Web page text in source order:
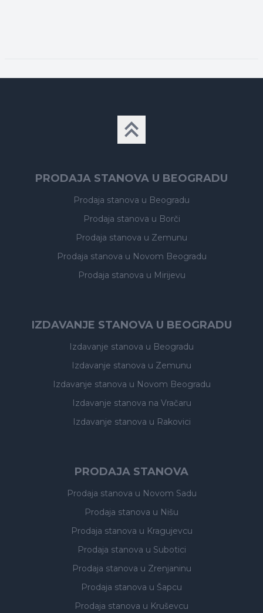
PRODAJA STANOVA U BEOGRADU
Prodaja stanova u Beogradu
Prodaja stanova u Borči
Prodaja stanova u Zemunu
Prodaja stanova u Novom Beogradu
Prodaja stanova u Mirijevu
IZDAVANJE STANOVA U BEOGRADU
Izdavanje stanova u Beogradu
Izdavanje stanova u Zemunu
Izdavanje stanova u Novom Beogradu
Izdavanje stanova na Vračaru
Izdavanje stanova u Rakovici
PRODAJA STANOVA
Prodaja stanova u Novom Sadu
Prodaja stanova u Nišu
Prodaja stanova u Kragujevcu
Prodaja stanova u Subotici
Prodaja stanova u Zrenjaninu
Prodaja stanova u Šapcu
Prodaja stanova u Kruševcu